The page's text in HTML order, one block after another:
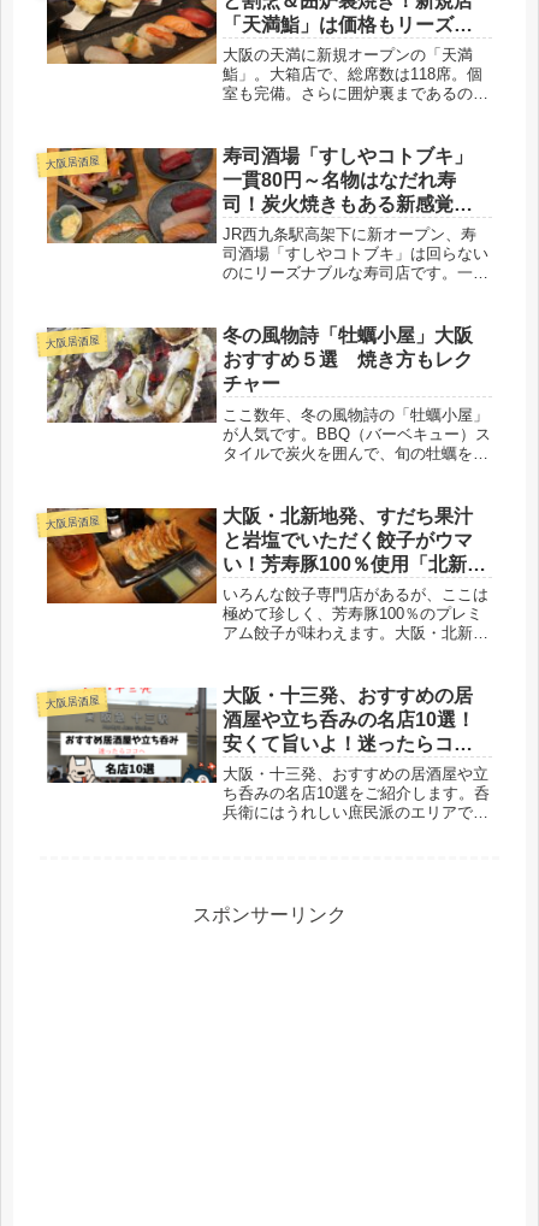
楽しいですよ。
「天満鮨」は価格もリーズナ
ブルで超人気！
大阪の天満に新規オープンの「天満
鮨」。大箱店で、総席数は118席。個
室も完備。さらに囲炉裏まであるので
末年始の宴会にもいいでしょう！
大阪居酒屋
寿司酒場「すしやコトブキ」
一貫80円～名物はなだれ寿
司！炭火焼きもある新感覚
店！JR西九条駅高架下
JR西九条駅高架下に新オープン、寿
司酒場「すしやコトブキ」は回らない
のにリーズナブルな寿司店です。一貫
きもある新感覚店なので、肉料理の堪
能できますよ。おすすめです！
大阪居酒屋
冬の風物詩「牡蠣小屋」大阪
おすすめ５選 焼き方もレク
チャー
ここ数年、冬の風物詩の「牡蠣小屋」
が人気です。BBQ（バーベキュー）ス
タイルで炭火を囲んで、旬の牡蠣を楽
士もよし。「海のミルク」と言われる
牡蠣をこの機会にいかがでしょう
か。...
大阪居酒屋
大阪・北新地発、すだち果汁
と岩塩でいただく餃子がウマ
い！芳寿豚100％使用「北新地
ぎょうざ家本店」
いろんな餃子専門店があるが、ここは
極めて珍しく、芳寿豚100％のプレミ
アム餃子が味わえます。大阪・北新地
のタレでいただきました。ウマいで
す！
大阪居酒屋
大阪・十三発、おすすめの居
酒屋や立ち呑みの名店10選！
安くて旨いよ！迷ったらココ
へ
大阪・十三発、おすすめの居酒屋や立
ち呑みの名店10選をご紹介します。呑
兵衛にはうれしい庶民派のエリアで
スポンサーリンク